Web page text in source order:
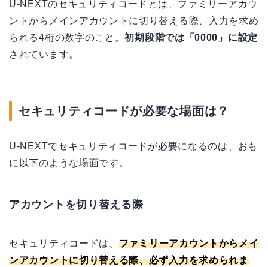
U-NEXTのセキュリティコードとは、ファミリーアカウ
ントからメインアカウントに切り替える際、入力を求め
られる4桁の数字のこと。初期段階では「0000」に設定
されています。
セキュリティコードが必要な場面は？
U-NEXTでセキュリティコードが必要になるのは、おも
に以下のような場面です。
アカウントを切り替える際
セキュリティコードは、 ファミリーアカウントからメイ
ンアカウントに切り替える際、必ず入力を求められま